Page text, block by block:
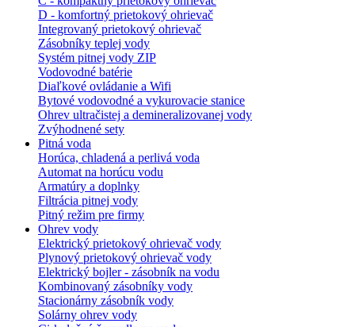
D - komfortný prietokový ohrievač
Integrovaný prietokový ohrievač
Zásobníky teplej vody
Systém pitnej vody ZIP
Vodovodné batérie
Diaľkové ovládanie a Wifi
Bytové vodovodné a vykurovacie stanice
Ohrev ultračistej a demineralizovanej vody
Zvýhodnené sety
Pitná voda
Horúca, chladená a perlivá voda
Automat na horúcu vodu
Armatúry a doplnky
Filtrácia pitnej vody
Pitný režim pre firmy
Ohrev vody
Elektrický prietokový ohrievač vody
Plynový prietokový ohrievač vody
Elektrický bojler - zásobník na vodu
Kombinovaný zásobníky vody
Stacionárny zásobník vody
Solárny ohrev vody